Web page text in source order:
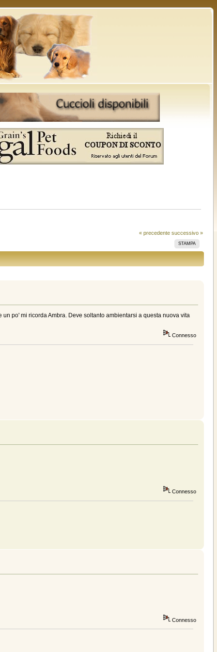
« precedente successivo »
STAMPA
po' mi ricorda Ambra. Deve soltanto ambientarsi a questa nuova vita
Connesso
Connesso
Connesso